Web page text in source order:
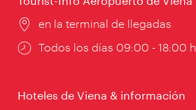
Lugar:
en la terminal de llegadas
Horarios
Todos los días 09:00 - 18:00 h
Hoteles de Viena & información